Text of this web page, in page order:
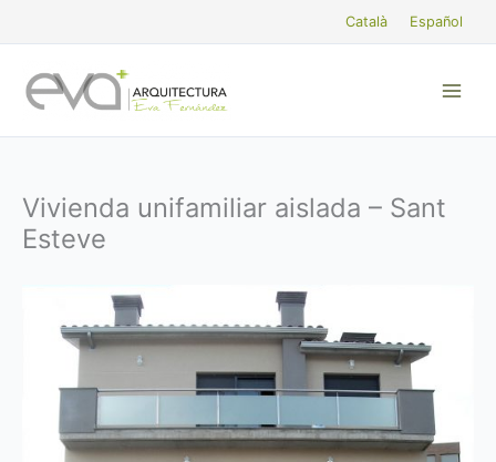
Català Español
Vivienda unifamiliar aislada – Sant
Esteve